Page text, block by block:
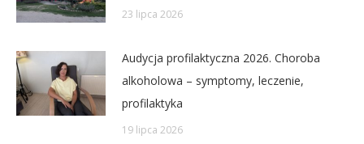
23 lipca 2026
Audycja profilaktyczna 2026. Choroba
alkoholowa – symptomy, leczenie,
profilaktyka
19 lipca 2026